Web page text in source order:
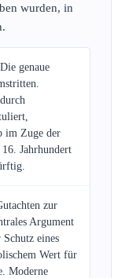
wurden, in
Die genaue
im Zuge der
Jahrhundert
zur
Argument
eines
Wert für
Moderne